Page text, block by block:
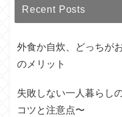
Recent Posts
外食か自炊、どっちが
のメリット
失敗しない一人暮らし
コツと注意点〜